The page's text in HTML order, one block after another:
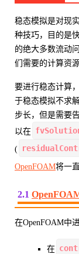
稳态模拟是对现
种技巧，目的是
的绝大多数流动
们需要的计算资
要进行稳态计算
于稳态模拟不求
步长，但是需要
以在
(
OpenFOAM将一
2.1
在OpenFOAM中
在